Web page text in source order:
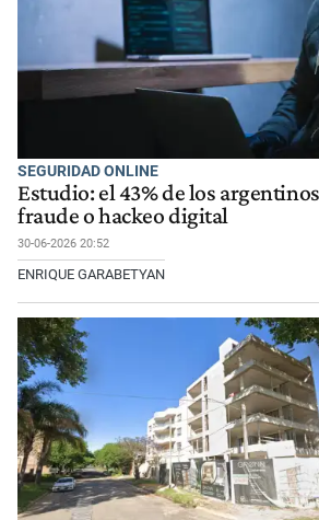
SEGURIDAD ONLINE
Estudio: el 43% de los
fraude o hackeo digital
30-06-2026 20:52
ENRIQUE GARABETYAN